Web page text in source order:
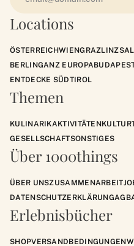
Locations
ÖSTERREICHWIENGRAZLINZ
BERLINGANZ EUROPA
ENTDECKE SÜDTIROL
Themen
KULINARIKAKTIVITÄTENKULTUR
GESELLSCHAFTSONSTIGES
Über 1000things
ÜBER UNSZUSAMMENARBEIT
DATENSCHUTZERKLÄRUNGAGB
Erlebnisbücher
SHOPVERSANDBEDINGUNGEN